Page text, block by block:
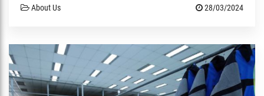
About Us 28/03/2024